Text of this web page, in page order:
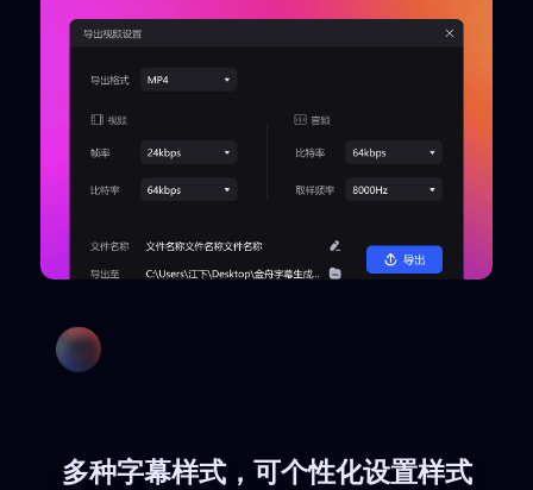
多种字幕样式，可个性化设置样式